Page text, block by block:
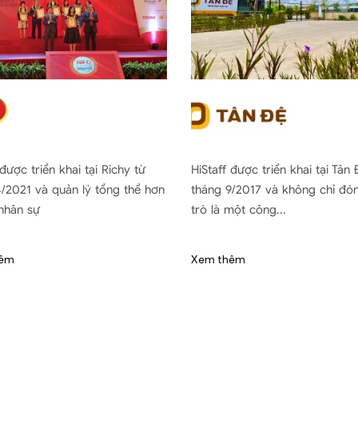
triển khai tại Richy từ
2021 và quản lý tổng thể hơn
sự
HiStaff được triển khai tại Tân
tháng 9/2017 và không chỉ
trò là một công...
Xem thêm